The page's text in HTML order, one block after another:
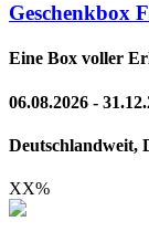
Geschenkbox
Eine Box voller
06.08.2026 -
Deutschlandweit,
XX%